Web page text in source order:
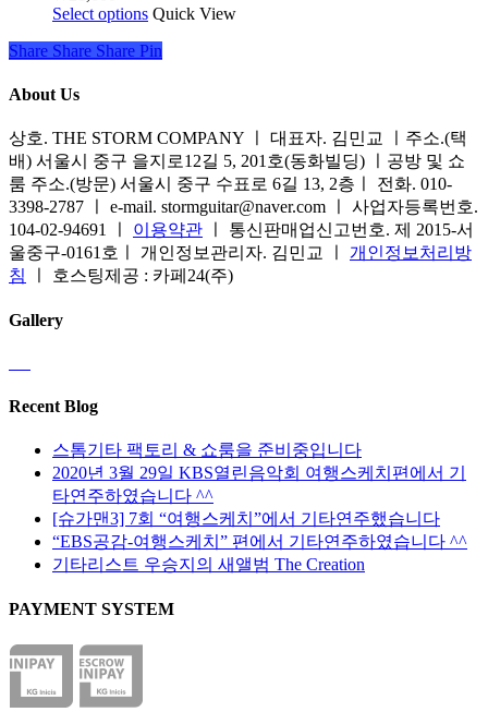
Select options 여
러
상
션
이
이
상
품
에
있
습
지
에
서
옵
션
을
택
Quick View
Share
Share Share Share Pin
About Us
상호. THE STORM COMPANY ㅣ 대표자. 김민교 ㅣ주소.(택
배) 서울시 중구 을지로12길 5, 201호(동화빌딩) ㅣ공방 및 쇼
룸 주소.(방문) 서울시 중구 수표로 6길 13, 2층ㅣ 전화. 010-
3398-2787 ㅣ e-mail. stormguitar@naver.com ㅣ 사업자등록번호.
104-02-94691 ㅣ 이용약관 ㅣ 통신판매업신고번호. 제 2015-서
울중구-0161호ㅣ 개인정보관리자. 김민교 ㅣ 개인정보처리방
침
ㅣ 호스팅제공 : 카페24(주)
Gallery
Recent Blog
스톰기타 팩토리 & 쇼룸을 준비중입니다
2020년 3월 29일 KBS열린음악회 여행스케치편에서 기
타연주하였습니다 ^^
[슈가맨3] 7회 “여행스케치”에서 기타연주했습니다
“EBS공감-여행스케치” 편에서 기타연주하였습니다 ^^
기타리스트 우승지의 새앨범 The Creation
PAYMENT SYSTEM